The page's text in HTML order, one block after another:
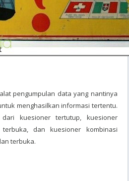
pengumpulan data yang nantinya
menghasilkan informasi tertentu.
kuesioner tertutup, kuesioner
dan kuesioner kombinasi
terbuka.